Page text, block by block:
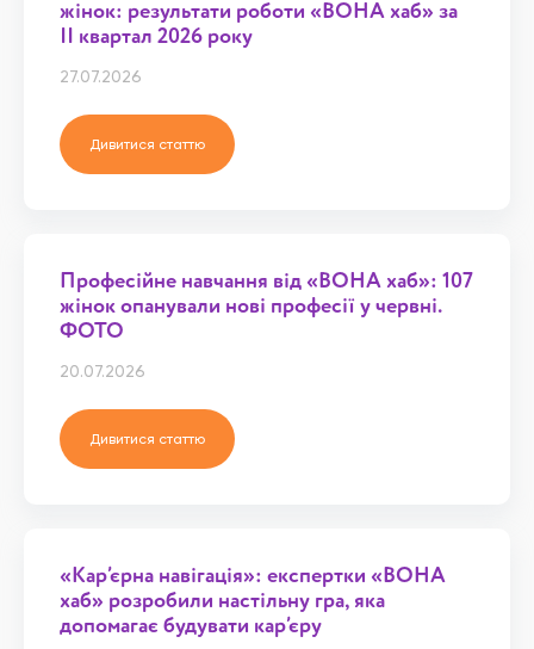
жінок: результати роботи «ВОНА хаб» за
ІІ квартал 2026 року
27.07.2026
Дивитися статтю
Професійне навчання від «ВОНА хаб»: 107
жінок опанували нові професії у червні.
ФОТО
20.07.2026
Дивитися статтю
«Кар’єрна навігація»: експертки «ВОНА
хаб» розробили настільну гра, яка
допомагає будувати кар’єру